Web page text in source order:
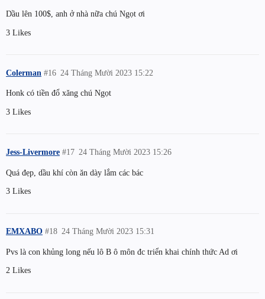
Dầu lên 100$, anh ở nhà nữa chú Ngọt ơi
3 Likes
Colerman 24 Tháng Mười 2023 15:22
#16
Honk có tiền đổ xăng chú Ngọt
3 Likes
Jess-Livermore 24 Tháng Mười 2023 15:26
#17
Quá đẹp, dầu khí còn ăn dày lắm các bác
3 Likes
EMXABO 24 Tháng Mười 2023 15:31
#18
Pvs là con khủng long nếu lô B ô môn đc triển khai chính thức Ad ơi
2 Likes